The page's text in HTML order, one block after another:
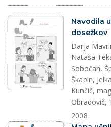
dokument
Navodila
dosežkov
Darja
Nataša
Sobočan,
Škapin,
Kunčič,
Obradovič,
2008